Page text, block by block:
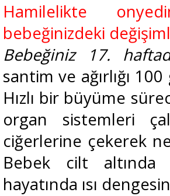
Hamilelikte
bebeğinizdeki
Bebeğiniz 17.
santim ve ağırlığı
Hızlı bir büyüme
organ sistemleri
ciğerlerine çekerek
Bebek cilt altında
hayatında ısı